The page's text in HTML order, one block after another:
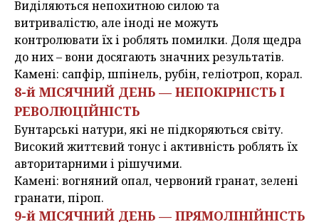
Виділяються непохитною силою та
витривалістю, але іноді не можуть
контролювати їх і роблять помилки. Доля щедра
до них – вони досягають значних результатів.
Камені: сапфір, шпінель, рубін, геліотроп, корал.
8-й МІСЯЧНИЙ ДЕНЬ — НЕПОКІРНІСТЬ І
РЕВОЛЮЦІЙНІСТЬ
Бунтарські натури, які не підкоряються світу.
Високий життєвий тонус і активність роблять їх
авторитарними і рішучими.
Камені: вогняний опал, червоний гранат, зелені
гранати, піроп.
9-й МІСЯЧНИЙ ДЕНЬ — ПРЯМОЛІНІЙНІСТЬ